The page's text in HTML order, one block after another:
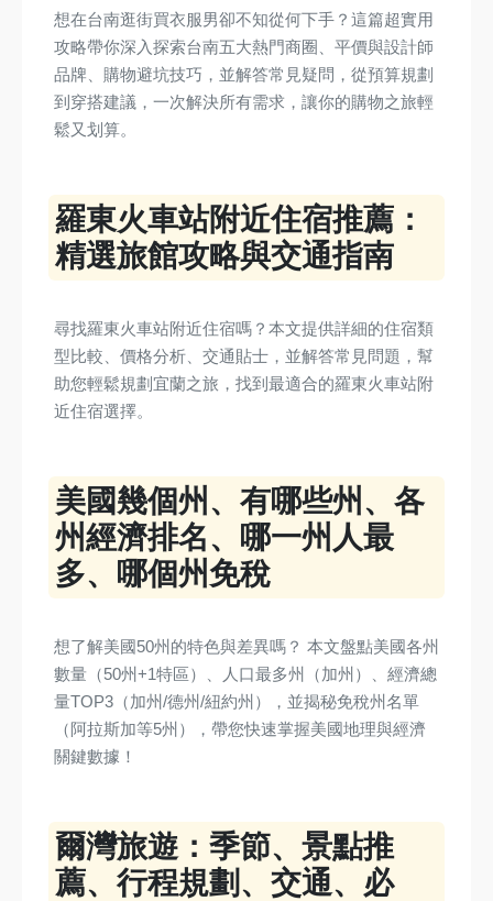
想在台南逛街買衣服男卻不知從何下手？這篇超實用
攻略帶你深入探索台南五大熱門商圈、平價與設計師
品牌、購物避坑技巧，並解答常見疑問，從預算規劃
到穿搭建議，一次解決所有需求，讓你的購物之旅輕
鬆又划算。
羅東火車站附近住宿推薦：
精選旅館攻略與交通指南
尋找羅東火車站附近住宿嗎？本文提供詳細的住宿類
型比較、價格分析、交通貼士，並解答常見問題，幫
助您輕鬆規劃宜蘭之旅，找到最適合的羅東火車站附
近住宿選擇。
美國幾個州、有哪些州、各
州經濟排名、哪一州人最
多、哪個州免稅
想了解美國50州的特色與差異嗎？ 本文盤點美國各州
數量（50州+1特區）、人口最多州（加州）、經濟總
量TOP3（加州/德州/紐約州），並揭秘免稅州名單
（阿拉斯加等5州），帶您快速掌握美國地理與經濟
關鍵數據！
爾灣旅遊：季節、景點推
薦、行程規劃、交通、必